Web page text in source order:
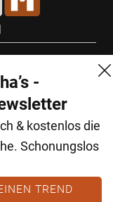
-
& kostenlos die
Schonungslos
TREND